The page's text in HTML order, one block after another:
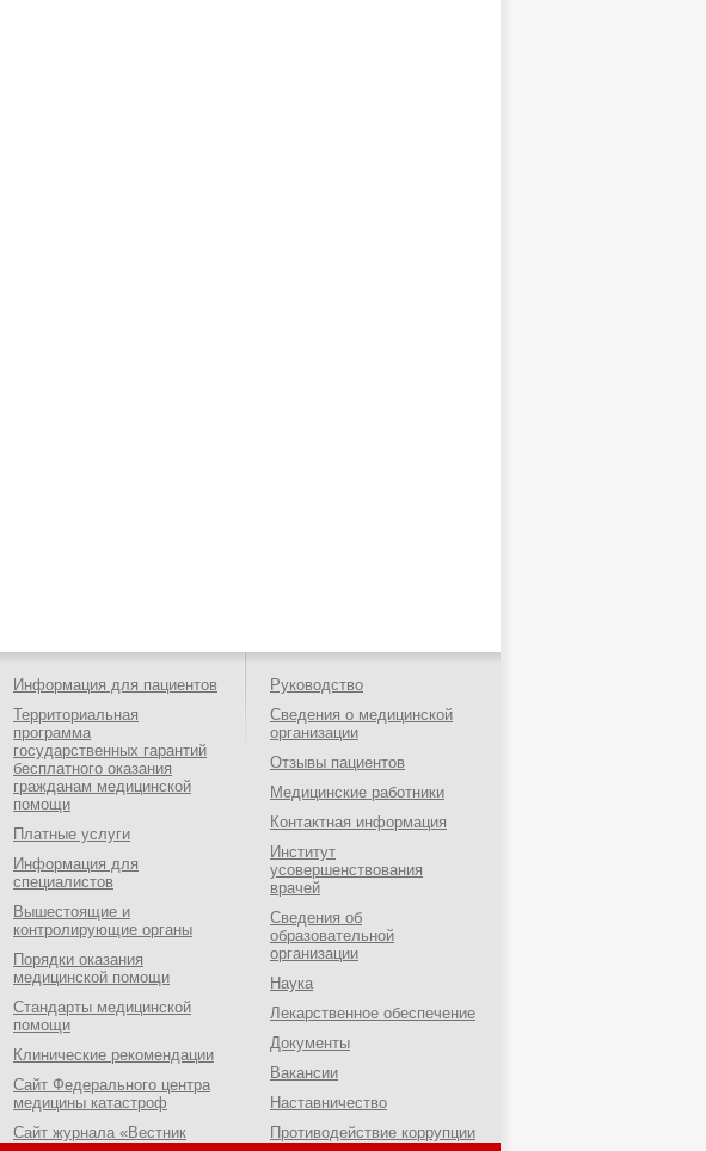
Информация для пациентов
Территориальная
программа
государственных гарантий
бесплатного оказания
гражданам медицинской
помощи
Платные услуги
Информация для
специалистов
Вышестоящие и
контролирующие органы
Порядки оказания
медицинской помощи
Стандарты медицинской
помощи
Клинические рекомендации
Сайт Федерального центра
медицины катастроф
Сайт журнала «Вестник
Руководство
Сведения о медицинской
организации
Отзывы пациентов
Медицинские работники
Контактная информация
Институт
усовершенствования
врачей
Сведения об
образовательной
организации
Наука
Лекарственное обеспечение
Документы
Вакансии
Наставничество
Противодействие коррупции